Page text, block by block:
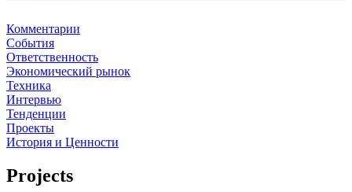
Комментарии
События
Ответственность
Экономический рынок
Техника
Интервью
Тенденции
Проекты
История и Ценности
Projects